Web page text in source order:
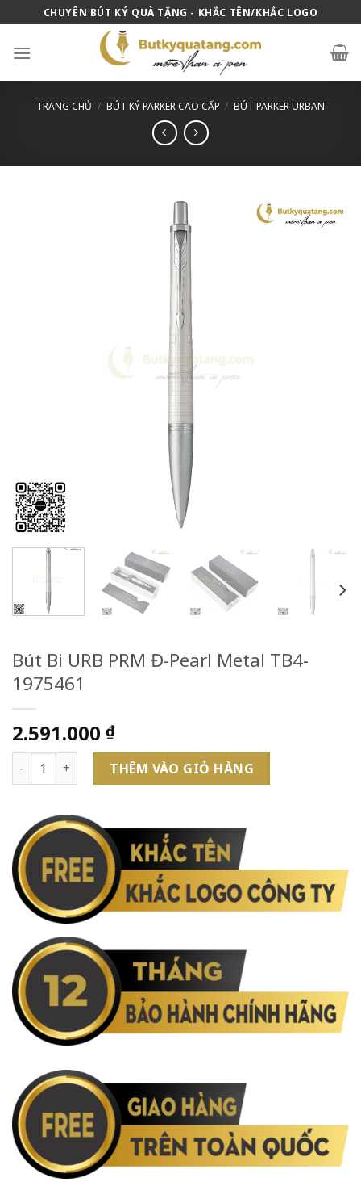
to
content
CHUYÊN BÚT KÝ QUÀ TẶNG - KHẮC TÊN/KHẮC LOGO
TRANG CHỦ / BÚT KÝ PARKER CAO CẤP / BÚT PARKER URBAN
Bút Bi URB PRM Đ-Pearl Metal TB4-
1975461
2.591.000 ₫
Bút Bi URB PRM Đ-Pearl Metal TB4-1975461 số lượng
THÊM VÀO GIỎ HÀNG